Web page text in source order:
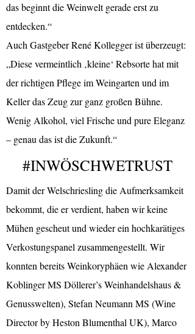
das beginnt die Weinwelt gerade erst zu
entdecken.“
Auch Gastgeber René Kollegger ist überzeugt:
„Diese vermeintlich ‚kleine‘ Rebsorte hat mit
der richtigen Pflege im Weingarten und im
Keller das Zeug zur ganz großen Bühne.
Wenig Alkohol, viel Frische und pure Eleganz
– genau das ist die Zukunft.“
#INWÖSCHWETRUST
Damit der Welschriesling die Aufmerksamkeit
bekommt, die er verdient, haben wir keine
Mühen gescheut und wieder ein hochkarätiges
Verkostungspanel zusammengestellt. Wir
konnten bereits Weinkoryphäen wie Alexander
Koblinger MS Döllerer’s Weinhandelshaus &
Genusswelten), Stefan Neumann MS (Wine
Director by Heston Blumenthal UK), Marco